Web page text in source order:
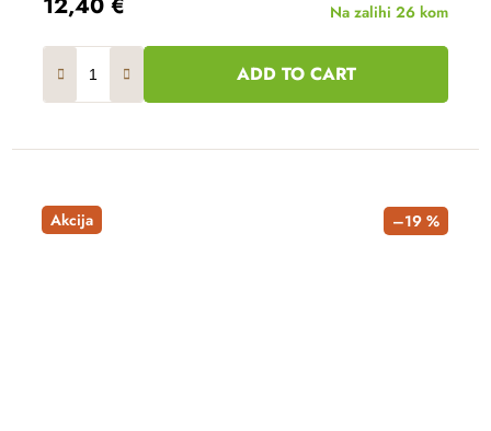
Na zalihi 26 kom
ADD TO CART
Akcija –19 %